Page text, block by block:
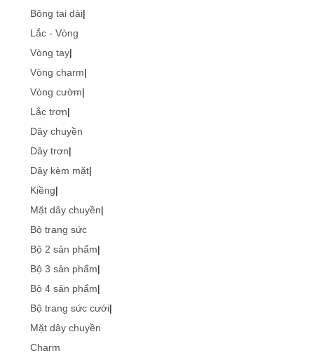
Bông tai dài|
Lắc - Vòng
Vòng tay|
Vòng charm|
Vòng cườm|
Lắc trơn|
Dây chuyền
Dây trơn|
Dây kèm mặt|
Kiềng|
Mặt dây chuyền|
Bộ trang sức
Bộ 2 sản phẩm|
Bộ 3 sản phẩm|
Bộ 4 sản phẩm|
Bộ trang sức cưới|
Mặt dây chuyền
Charm